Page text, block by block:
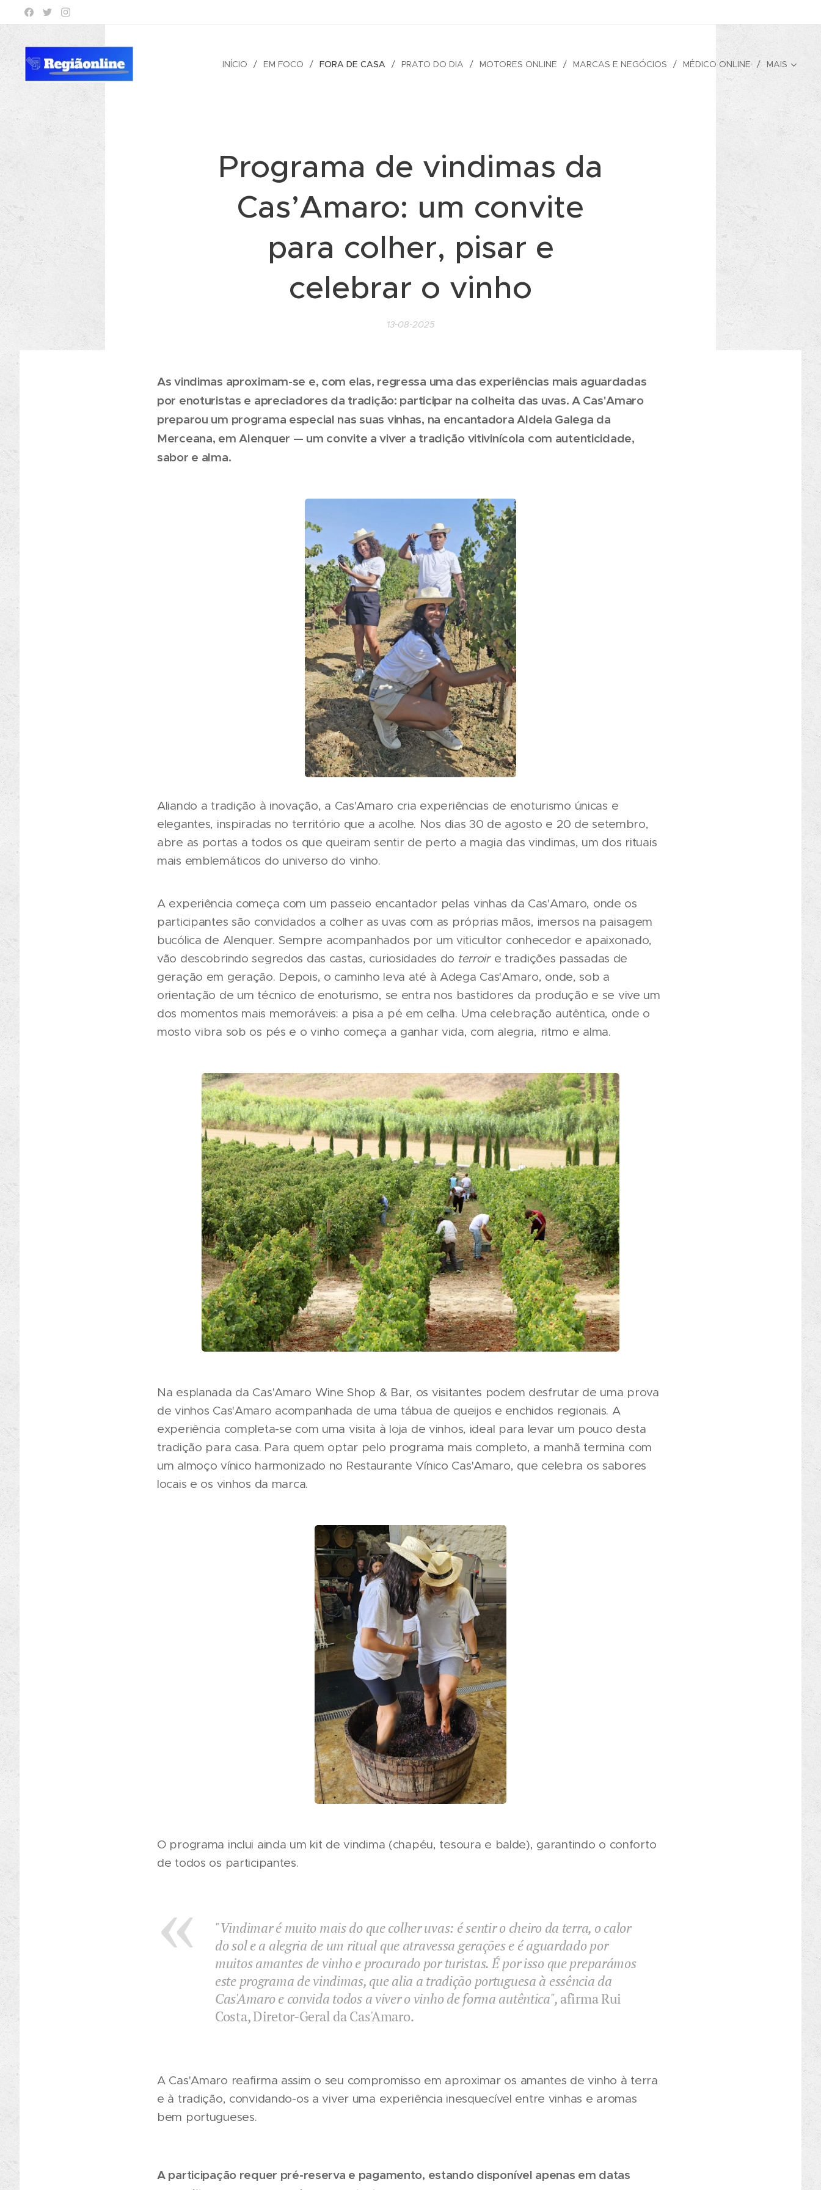
INÍCIO EM FOCO FORA DE CASA PRATO DO DIA MOTORES ONLINE MARCAS E NEGÓCIOS MÉDICO ONLINE MAIS
Programa de vindimas da
Cas’Amaro: um convite
para colher, pisar e
celebrar o vinho
13-08-2025
As vindimas aproximam-se e, com elas, regressa uma das experiências mais aguardadas
por enoturistas e apreciadores da tradição: participar na colheita das uvas. A Cas'Amaro
preparou um programa especial nas suas vinhas, na encantadora Aldeia Galega da
Merceana, em Alenquer — um convite a viver a tradição vitivinícola com autenticidade,
sabor e alma.
Aliando a tradição à inovação, a Cas'Amaro cria experiências de enoturismo únicas e
elegantes, inspiradas no território que a acolhe. Nos dias 30 de agosto e 20 de setembro,
abre as portas a todos os que queiram sentir de perto a magia das vindimas, um dos rituais
mais emblemáticos do universo do vinho.
A experiência começa com um passeio encantador pelas vinhas da Cas'Amaro, onde os
participantes são convidados a colher as uvas com as próprias mãos, imersos na paisagem
bucólica de Alenquer. Sempre acompanhados por um viticultor conhecedor e apaixonado,
vão descobrindo segredos das castas, curiosidades do terroire tradições passadas de
geração em geração. Depois, o caminho leva até à Adega Cas'Amaro, onde, sob a
orientação de um técnico de enoturismo, se entra nos bastidores da produção e se vive um
dos momentos mais memoráveis: a pisa a pé em celha. Uma celebração autêntica, onde o
mosto vibra sob os pés e o vinho começa a ganhar vida, com alegria, ritmo e alma.
Na esplanada da Cas'Amaro Wine Shop & Bar, os visitantes podem desfrutar de uma prova
de vinhos Cas'Amaro acompanhada de uma tábua de queijos e enchidos regionais. A
experiência completa-se com uma visita à loja de vinhos, ideal para levar um pouco desta
tradição para casa. Para quem optar pelo programa mais completo, a manhã termina com
um almoço vínico harmonizado no Restaurante Vínico Cas'Amaro, que celebra os sabores
locais e os vinhos da marca.
O programa inclui ainda um kit de vindima (chapéu, tesoura e balde), garantindo o conforto
de todos os participantes.
"Vindimar é muito mais do que colher uvas: é sentir o cheiro da terra, o calor
do sol e a alegria de um ritual que atravessa gerações e é aguardado por
muitos amantes de vinho e procurado por turistas. É por isso que preparámos
este programa de vindimas, que alia a tradição portuguesa à essência da
Cas'Amaro e convida todos a viver o vinho de forma autêntica", afirma Rui
Costa, Diretor-Geral da Cas'Amaro.
A Cas'Amaro reafirma assim o seu compromisso em aproximar os amantes de vinho à terra
e à tradição, convidando-os a viver uma experiência inesquecível entre vinhas e aromas
bem portugueses.
A participação requer pré-reserva e pagamento, estando disponível apenas em datas